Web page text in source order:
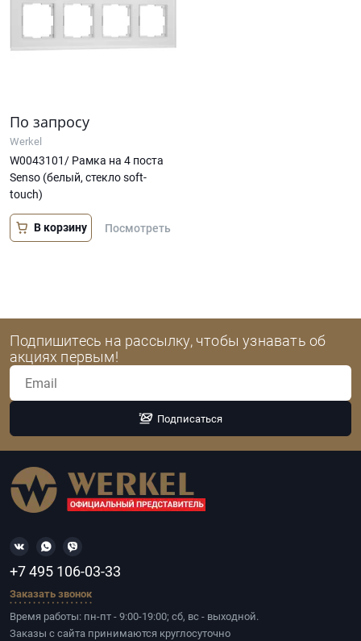
По запросу
Werkel
W0043101/ Рамка на 4 поста
Senso (белый, стекло soft-
touch)
В корзину Посмотреть
Подпишитесь на рассылку, чтобы узнавать об
акциях первым!
Подписаться
+7 495 106-03-33
Заказать звонок
Время работы: пн-пт - 9:00-19:00; сб, вс - выходной.
Заказы с сайта принимаются круглосуточно